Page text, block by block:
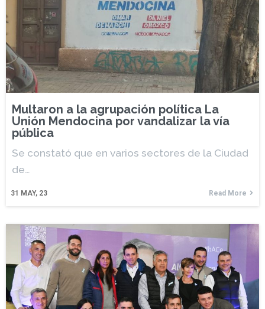
Multaron a la agrupación política La
Unión Mendocina por vandalizar la vía
pública
31 MAY, 23
Se constató que en varios sectores de la Ciudad
de…
Read More